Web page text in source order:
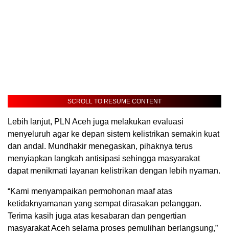
SCROLL TO RESUME CONTENT
Lebih lanjut, PLN Aceh juga melakukan evaluasi
menyeluruh agar ke depan sistem kelistrikan semakin kuat
dan andal. Mundhakir menegaskan, pihaknya terus
menyiapkan langkah antisipasi sehingga masyarakat
dapat menikmati layanan kelistrikan dengan lebih nyaman.
“Kami menyampaikan permohonan maaf atas
ketidaknyamanan yang sempat dirasakan pelanggan.
Terima kasih juga atas kesabaran dan pengertian
masyarakat Aceh selama proses pemulihan berlangsung,”